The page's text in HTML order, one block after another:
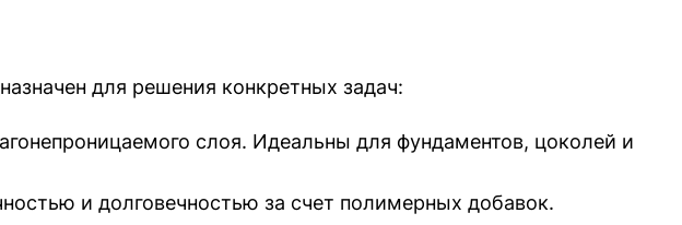
для решения конкретных задач:
слоя. Идеальны для фундаментов, цоколей и
и долговечностью за счет полимерных добавок.